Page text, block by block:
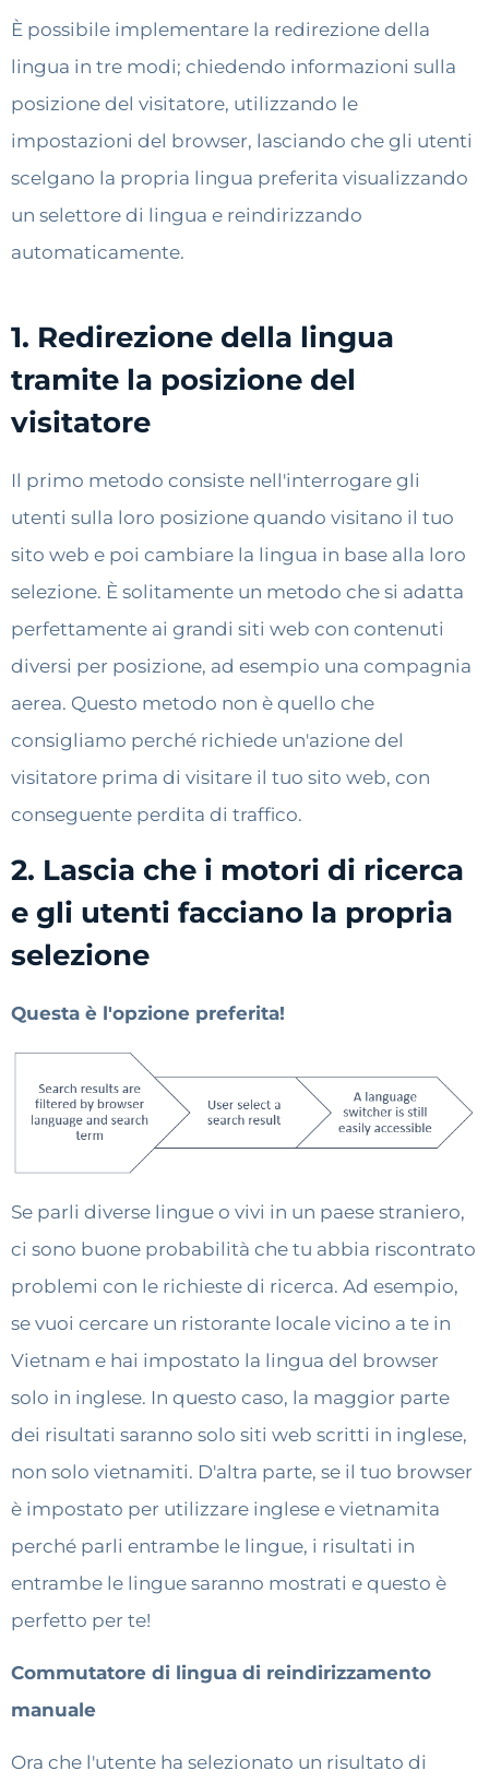
È possibile implementare la redirezione della
lingua in tre modi; chiedendo informazioni sulla
posizione del visitatore, utilizzando le
impostazioni del browser, lasciando che gli utenti
scelgano la propria lingua preferita visualizzando
un selettore di lingua e reindirizzando
automaticamente.
1. Redirezione della lingua
tramite la posizione del
visitatore
Il primo metodo consiste nell'interrogare gli
utenti sulla loro posizione quando visitano il tuo
sito web e poi cambiare la lingua in base alla loro
selezione. È solitamente un metodo che si adatta
perfettamente ai grandi siti web con contenuti
diversi per posizione, ad esempio una compagnia
aerea. Questo metodo non è quello che
consigliamo perché richiede un'azione del
visitatore prima di visitare il tuo sito web, con
conseguente perdita di traffico.
2. Lascia che i motori di ricerca
e gli utenti facciano la propria
selezione
Questa è l'opzione preferita!
Se parli diverse lingue o vivi in un paese straniero,
ci sono buone probabilità che tu abbia riscontrato
problemi con le richieste di ricerca. Ad esempio,
se vuoi cercare un ristorante locale vicino a te in
Vietnam e hai impostato la lingua del browser
solo in inglese. In questo caso, la maggior parte
dei risultati saranno solo siti web scritti in inglese,
non solo vietnamiti. D'altra parte, se il tuo browser
è impostato per utilizzare inglese e vietnamita
perché parli entrambe le lingue, i risultati in
entrambe le lingue saranno mostrati e questo è
perfetto per te!
Commutatore di lingua di reindirizzamento
manuale
Ora che l'utente ha selezionato un risultato di